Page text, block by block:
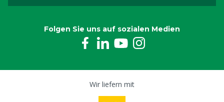
Folgen Sie uns auf sozialen Medien
Wir liefern mit